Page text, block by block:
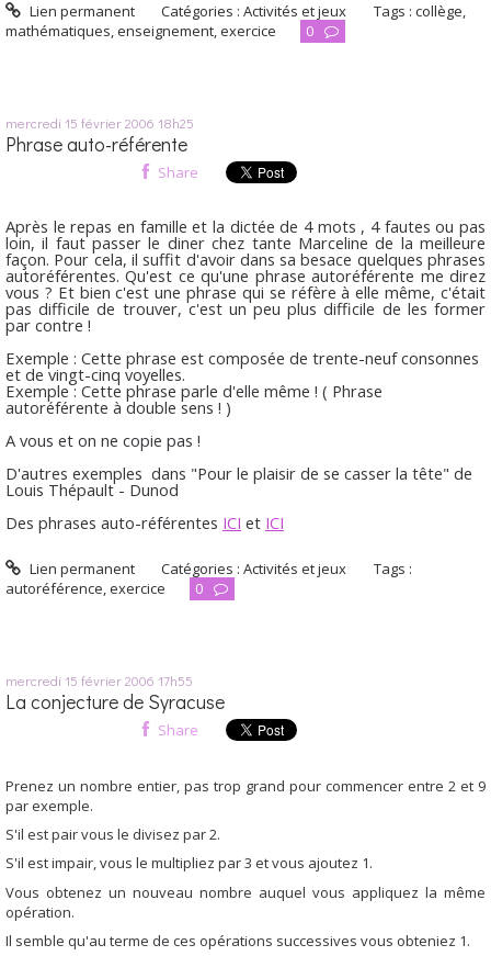
Lien permanent Catégories :Activités et jeux Tags :collège,
mathématiques,enseignement,exercice 0
mercredi 15 février 2006 18h25
Phrase auto-référente
Share
Après le repas en famille et la dictée de 4 mots , 4 fautes ou pas
loin, il faut passer le diner chez tante Marceline de la meilleure
façon. Pour cela, il suffit d'avoir dans sa besace quelques phrases
autoréférentes. Qu'est ce qu'une phrase autoréférente me direz
vous ? Et bien c'est une phrase qui se réfère à elle même, c'était
pas difficile de trouver, c'est un peu plus difficile de les former
par contre !
Exemple : Cette phrase est composée de trente-neuf consonnes
et de vingt-cinq voyelles.
Exemple : Cette phrase parle d'elle même ! ( Phrase
autoréférente à double sens ! )
A vous et on ne copie pas !
D'autres exemples dans "Pour le plaisir de se casser la tête" de
Louis Thépault - Dunod
Des phrases auto-référentes ICI et ICI
Lien permanent Catégories :Activités et jeux
Tags :
autoréférence,exercice 0
mercredi 15 février 2006 17h55
La conjecture de Syracuse
Share
Prenez un nombre entier, pas trop grand pour commencer entre 2 et 9
par exemple.
S'il est pair vous le divisez par 2.
S'il est impair, vous le multipliez par 3 et vous ajoutez 1.
Vous obtenez un nouveau nombre auquel vous appliquez la même
opération.
Il semble qu'au terme de ces opérations successives vous obteniez 1.